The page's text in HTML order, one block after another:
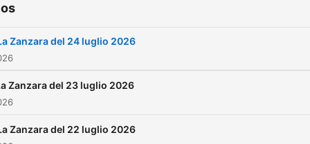
Zanzara del 24 luglio 2026
Zanzara del 23 luglio 2026
Zanzara del 22 luglio 2026